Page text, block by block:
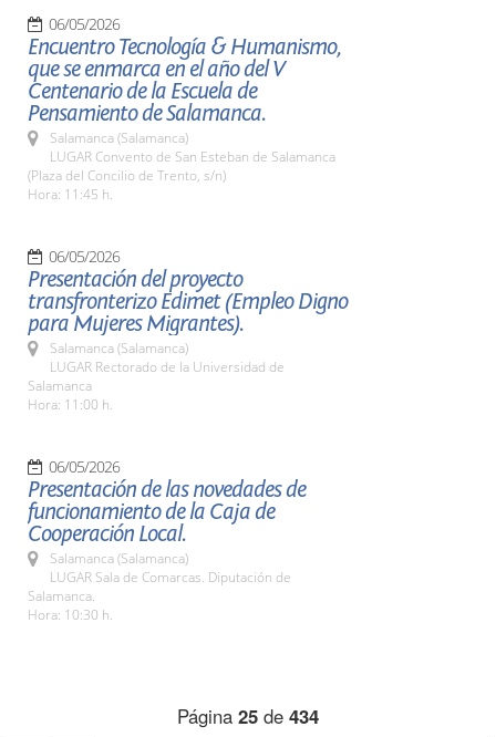
06/05/2026
Encuentro Tecnología & Humanismo,
que se enmarca en el año del V
Centenario de la Escuela de
Pensamiento de Salamanca.
Salamanca (Salamanca)
LUGAR Convento de San Esteban de Salamanca
(Plaza del Concilio de Trento, s/n)
Hora: 11:45 h.
06/05/2026
Presentación del proyecto
transfronterizo Edimet (Empleo Digno
para Mujeres Migrantes).
Salamanca (Salamanca)
LUGAR Rectorado de la Universidad de
Salamanca
Hora: 11:00 h.
06/05/2026
Presentación de las novedades de
funcionamiento de la Caja de
Cooperación Local.
Salamanca (Salamanca)
LUGAR Sala de Comarcas. Diputación de
Salamanca.
Hora: 10:30 h.
Página 25 de 434